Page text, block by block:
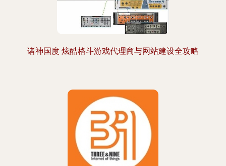
诸神国度 炫酷格斗游戏代理商与网站建设全攻略